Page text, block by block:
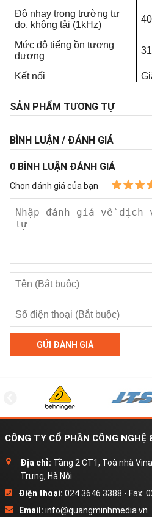
Độ nhạy trong trường tự
do, không tải (1kHz)
Mức độ tiếng ồn tương
đương
Kết nối
SẢN PHẨM TƯƠNG TỰ
BÌNH LUẬN / ĐÁNH GIÁ
0 BÌNH LUẬN ĐÁNH GIÁ
Chọn đánh giá của bạn
GỬI ĐÁNH GIÁ
CÔNG TY CỔ PHẦN CÔNG NGHỆ
Địa chỉ: Tầng 2 CT1, Toà nhà
Trưng, Hà Nội.
Điện thoại: 024.3646.3388 - Fax:
Email: info@quangminhmedia.vn